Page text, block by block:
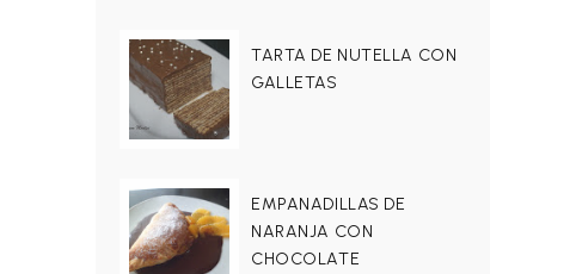
TARTA DE NUTELLA CON
GALLETAS
EMPANADILLAS DE
NARANJA CON
CHOCOLATE